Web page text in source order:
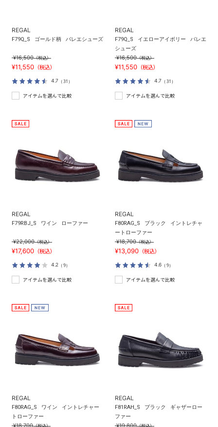
REGAL
F79Q_S ゴールド柄 バレエシューズ
¥16,500（税込）
¥11,550 （税込）
4.7 （31）
アイテムを選んで比較
REGAL
F79Q_S イエローアイボリー
バレエ
シューズ
¥16,500（税込）
¥11,550 （税込）
4.7 （31）
アイテムを選んで比較
REGAL
F79RBJ_S ワイン ローファー
¥22,000（税込）
¥17,600 （税込）
4.2 （9）
アイテムを選んで比較
REGAL
F80RAG_S ブラック
イントレチャ
ートローファー
¥18,700（税込）
¥13,090 （税込）
4.6 （9）
アイテムを選んで比較
REGAL
F80RAG_S ワイン
イントレチャー
トローファー
¥18,700（税込）
REGAL
F81RAH_S ブラック
ギャザーロー
ファー
¥19,800（税込）